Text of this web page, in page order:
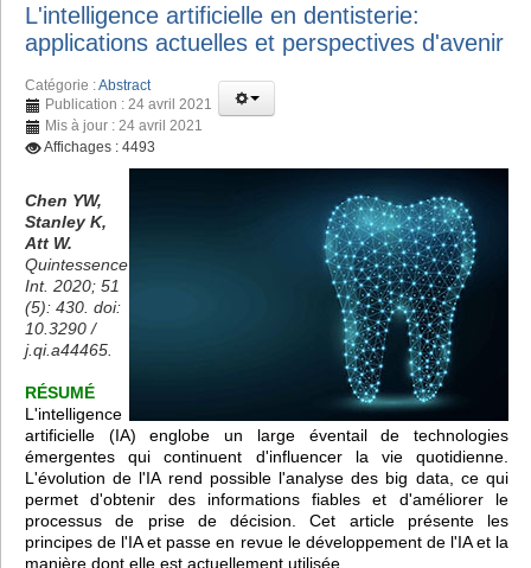
L'intelligence artificielle en dentisterie:
applications actuelles et perspectives d'avenir
Catégorie :Abstract
Publication : 24 avril 2021
Mis à jour : 24 avril 2021
Affichages : 4493
Chen YW,
Stanley K,
Att W.
Quintessence
Int. 2020; 51
(5): 430. doi:
10.3290 /
j.qi.a44465.
RÉSUMÉ
L'intelligence
artificielle (IA) englobe un large éventail de technologies
émergentes qui continuent d'influencer la vie quotidienne.
L'évolution de l'IA rend possible l'analyse des big data, ce qui
permet d'obtenir des informations fiables et d'améliorer le
processus de prise de décision. Cet article présente les
principes de l'IA et passe en revue le développement de l'IA et la
manière dont elle est actuellement utilisée.